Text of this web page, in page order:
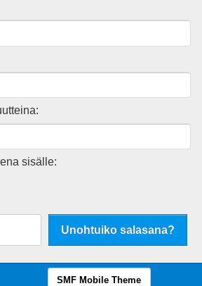
sisälle:
Unohtuiko salasana?
SMF Mobile Theme